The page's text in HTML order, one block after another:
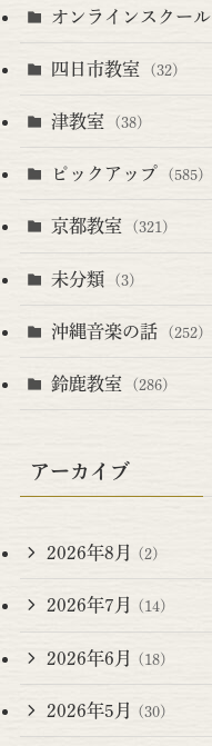
オンラインスクール
四日市教室 (32)
津教室 (38)
ピックアップ (585)
京都教室 (321)
未分類 (3)
沖縄音楽の話 (252)
鈴鹿教室 (286)
アーカイブ
2026年8月 (2)
2026年7月 (14)
2026年6月 (18)
2026年5月 (30)